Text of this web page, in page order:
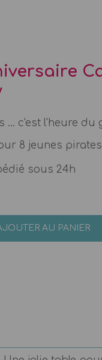
... c'est l'heure du
8 jeunes
sous 24h
AU PANIER